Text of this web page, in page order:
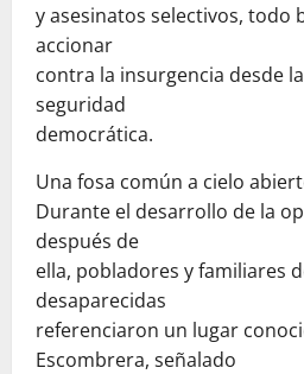
y asesinatos selectivos, todo
accionar
contra la insurgencia desde
seguridad
democrática.
Una fosa común a cielo
Durante el desarrollo de la
después de
ella, pobladores y familiares
desaparecidas
referenciaron un lugar
Escombrera, señalado